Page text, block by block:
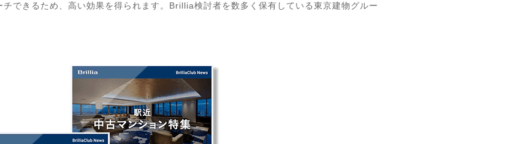
できるため、高い効果を得られます。Brillia検討者を数多く保有している東京建物グルー